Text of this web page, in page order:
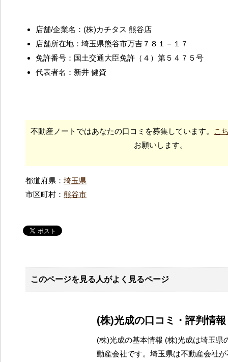
店舗/企業名：(株)カチタス 熊谷店
店舗所在地：埼玉県熊谷市万吉７８１－１７
免許番号：国土交通大臣免許（４）第５４７５号
代表者名：新井 健資
不動産ノートではあなたの口コミを募集しています。
こ
お願いします。
都道府県： 埼玉県
市区町村： 熊谷市
このページを見る人がよく見るページ
(株)光成の口コミ・評判情報
(株)光成の基本情報 (株)光成は埼玉県
動産会社です。埼玉県は不動産会社